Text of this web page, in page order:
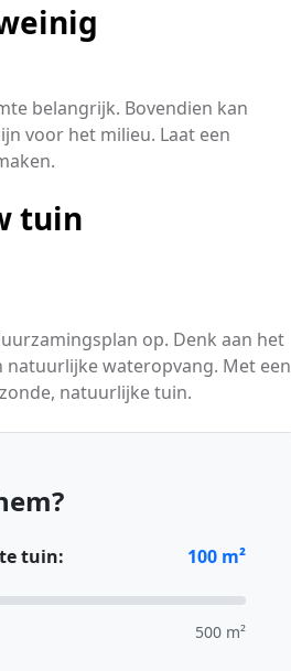
belangrijk. Bovendien kan
voor het milieu. Laat een
tuin
op. Denk aan het
natuurlijke wateropvang. Met een
natuurlijke tuin.
tuin: 100 m²
500 m²